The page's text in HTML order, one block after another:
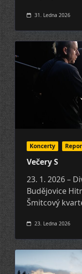
31. Ledna 2026
Koncerty
Večery S
23. 1. 2026 –
Budějovice
Šmitcový
23. Ledna 2026